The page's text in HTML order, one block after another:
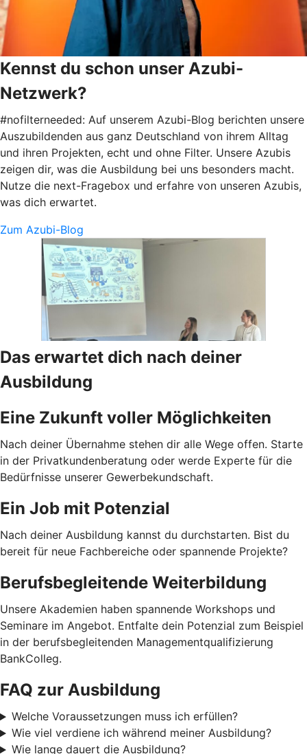
Kennst du schon unser Azubi-
Netzwerk?
#nofilterneeded: Auf unserem Azubi-Blog berichten unsere
Auszubildenden aus ganz Deutschland von ihrem Alltag
und ihren Projekten, echt und ohne Filter. Unsere Azubis
zeigen dir, was die Ausbildung bei uns besonders macht.
Nutze die next-Fragebox und erfahre von unseren Azubis,
was dich erwartet.
Zum Azubi-Blog
Das erwartet dich nach deiner
Ausbildung
Eine Zukunft voller Möglichkeiten
Nach deiner Übernahme stehen dir alle Wege offen. Starte
in der Privatkundenberatung oder werde Experte für die
Bedürfnisse unserer Gewerbekundschaft.
Ein Job mit Potenzial
Nach deiner Ausbildung kannst du durchstarten. Bist du
bereit für neue Fachbereiche oder spannende Projekte?
Berufsbegleitende Weiterbildung
Unsere Akademien haben spannende Workshops und
Seminare im Angebot. Entfalte dein Potenzial zum Beispiel
in der berufsbegleitenden Managementqualifizierung
BankColleg.
FAQ zur Ausbildung
Welche Voraussetzungen muss ich erfüllen?
Wie viel verdiene ich während meiner Ausbildung?
Wie lange dauert die Ausbildung?